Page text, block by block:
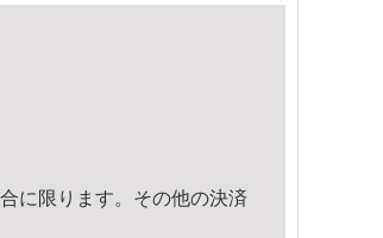
に限ります。その他の決済